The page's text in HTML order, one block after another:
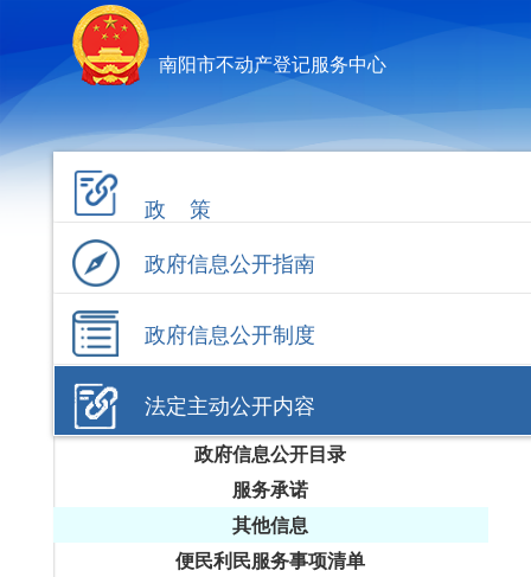
南阳市不动产登记服务中心
政 策
政府信息公开指南
政府信息公开制度
法定主动公开内容
政府信息公开目录
服务承诺
其他信息
便民利民服务事项清单